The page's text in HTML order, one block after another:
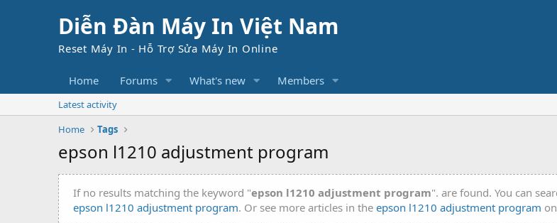
Diễn Đàn Máy In Việt Nam
Reset Máy In - Hỗ Trợ Sửa Máy In Online
Home Forums What's new Members
Latest activity
Home
Tags
epson l1210 adjustment program
If no results matching the keyword "epson l1210 adjustment program". are found. You can
epson l1210 adjustment program. Or see more articles in the epson l1210 adjustment program